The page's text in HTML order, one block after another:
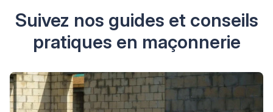
Suivez nos guides et conseils
pratiques en maçonnerie